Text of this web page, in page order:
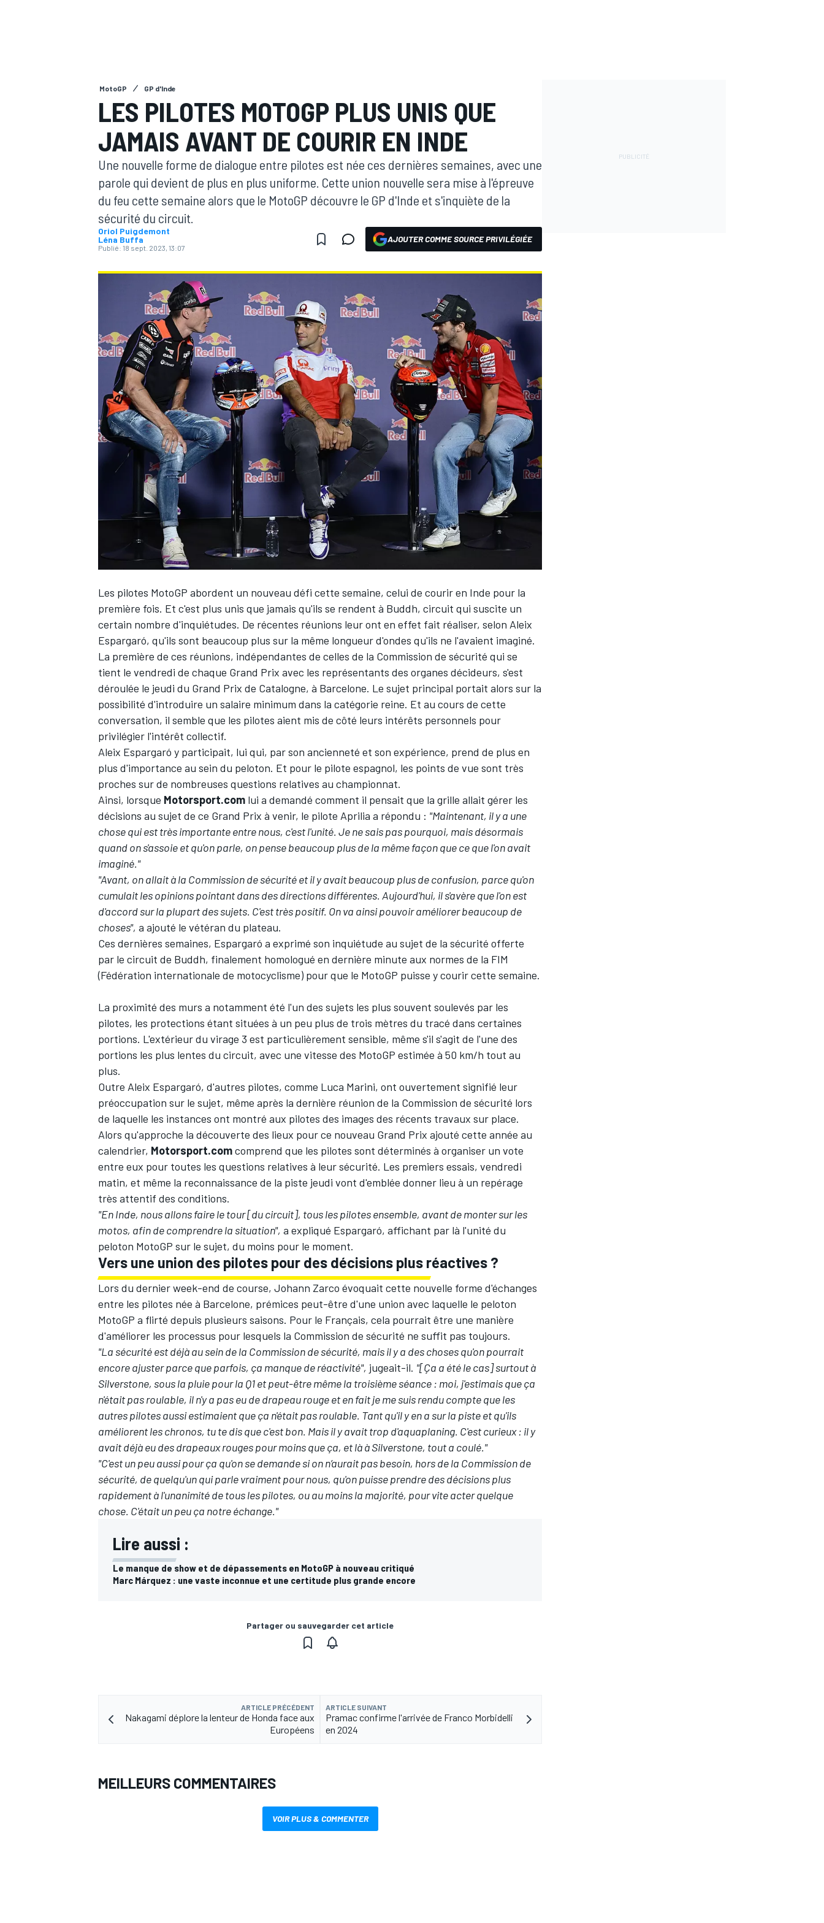
MOTOGP
AUTRES CHAMPIONNATS
MotoGP GP d'Inde
LES PILOTES MOTOGP PLUS UNIS QUE
JAMAIS AVANT DE COURIR EN INDE
Une nouvelle forme de dialogue entre pilotes est née ces dernières semaines, avec une
parole qui devient de plus en plus uniforme. Cette union nouvelle sera mise à l'épreuve
du feu cette semaine alors que le MotoGP découvre le GP d'Inde et s'inquiète de la
sécurité du circuit.
Oriol Puigdemont
Léna Buffa
Publié: 18 sept. 2023, 13:07
AJOUTER COMME SOURCE PRIVILÉGIÉE
Les pilotes MotoGP abordent un nouveau défi cette semaine, celui de courir en Inde pour la
première fois. Et c'est plus unis que jamais qu'ils se rendent à Buddh, circuit qui suscite un
certain nombre d'inquiétudes. De récentes réunions leur ont en effet fait réaliser, selon Aleix
Espargaró, qu'ils sont beaucoup plus sur la même longueur d'ondes qu'ils ne l'avaient imaginé.
La première de ces réunions, indépendantes de celles de la Commission de sécurité qui se
tient le vendredi de chaque Grand Prix avec les représentants des organes décideurs, s'est
déroulée le jeudi du Grand Prix de Catalogne, à Barcelone. Le sujet principal portait alors sur la
possibilité d'introduire un salaire minimum dans la catégorie reine. Et au cours de cette
conversation, il semble que les pilotes aient mis de côté leurs intérêts personnels pour
privilégier l'intérêt collectif.
Aleix Espargaró y participait, lui qui, par son ancienneté et son expérience, prend de plus en
plus d'importance au sein du peloton. Et pour le pilote espagnol, les points de vue sont très
proches sur de nombreuses questions relatives au championnat.
Ainsi, lorsque Motorsport.com lui a demandé comment il pensait que la grille allait gérer les
décisions au sujet de ce Grand Prix à venir, le pilote Aprilia a répondu : "Maintenant, il y a une
chose qui est très importante entre nous, c'est l'unité. Je ne sais pas pourquoi, mais désormais
quand on s'assoie et qu'on parle, on pense beaucoup plus de la même façon que ce que l'on avait
imaginé."
"Avant, on allait à la Commission de sécurité et il y avait beaucoup plus de confusion, parce qu'on
cumulait les opinions pointant dans des directions différentes. Aujourd'hui, il s'avère que l'on est
d'accord sur la plupart des sujets. C'est très positif. On va ainsi pouvoir améliorer beaucoup de
choses", a ajouté le vétéran du plateau.
Ces dernières semaines, Espargaró a exprimé son inquiétude au sujet de la sécurité offerte
par le circuit de Buddh, finalement homologué en dernière minute aux normes de la FIM
(Fédération internationale de motocyclisme) pour que le MotoGP puisse y courir cette semaine.
La proximité des murs a notamment été l'un des sujets les plus souvent soulevés par les
pilotes, les protections étant situées à un peu plus de trois mètres du tracé dans certaines
portions. L'extérieur du virage 3 est particulièrement sensible, même s'il s'agit de l'une des
portions les plus lentes du circuit, avec une vitesse des MotoGP estimée à 50 km/h tout au
plus.
Outre Aleix Espargaró, d'autres pilotes, comme Luca Marini, ont ouvertement signifié leur
préoccupation sur le sujet, même après la dernière réunion de la Commission de sécurité lors
de laquelle les instances ont montré aux pilotes des images des récents travaux sur place.
Alors qu'approche la découverte des lieux pour ce nouveau Grand Prix ajouté cette année au
calendrier, Motorsport.comcomprend que les pilotes sont déterminés à organiser un vote
entre eux pour toutes les questions relatives à leur sécurité. Les premiers essais, vendredi
matin, et même la reconnaissance de la piste jeudi vont d'emblée donner lieu à un repérage
très attentif des conditions.
"En Inde, nous allons faire le tour [du circuit], tous les pilotes ensemble, avant de monter sur les
motos, afin de comprendre la situation", a expliqué Espargaró, affichant par là l'unité du
peloton MotoGP sur le sujet, du moins pour le moment.
Vers une union des pilotes pour des décisions plus réactives ?
Lors du dernier week-end de course, Johann Zarco évoquait cette nouvelle forme d'échanges
entre les pilotes née à Barcelone, prémices peut-être d'une union avec laquelle le peloton
MotoGP a flirté depuis plusieurs saisons. Pour le Français, cela pourrait être une manière
d'améliorer les processus pour lesquels la Commission de sécurité ne suffit pas toujours.
"La sécurité est déjà au sein de la Commission de sécurité, mais il y a des choses qu'on pourrait
encore ajuster parce que parfois, ça manque de réactivité", jugeait-il. "[Ça a été le cas] surtout à
Silverstone, sous la pluie pour la Q1 et peut-être même la troisième séance : moi, j'estimais que ça
n'était pas roulable, il n'y a pas eu de drapeau rouge et en fait je me suis rendu compte que les
autres pilotes aussi estimaient que ça n'était pas roulable. Tant qu'il y en a sur la piste et qu'ils
améliorent les chronos, tu te dis que c'est bon. Mais il y avait trop d'aquaplaning. C'est curieux : il y
avait déjà eu des drapeaux rouges pour moins que ça, et là à Silverstone, tout a coulé."
"C'est un peu aussi pour ça qu'on se demande si on n’aurait pas besoin, hors de la Commission de
sécurité, de quelqu'un qui parle vraiment pour nous, qu'on puisse prendre des décisions plus
rapidement à l'unanimité de tous les pilotes, ou au moins la majorité, pour vite acter quelque
chose. C'était un peu ça notre échange."
Lire aussi :
Le manque de show et de dépassements en MotoGP à nouveau critiqué
Marc Márquez : une vaste inconnue et une certitude plus grande encore
Partager ou sauvegarder cet article
ARTICLE PRÉCÉDENT
Nakagami déplore la lenteur de Honda face aux
Européens
ARTICLE SUIVANT
Pramac confirme l'arrivée de Franco Morbidelli
en 2024
MEILLEURS COMMENTAIRES
VOIR PLUS & COMMENTER